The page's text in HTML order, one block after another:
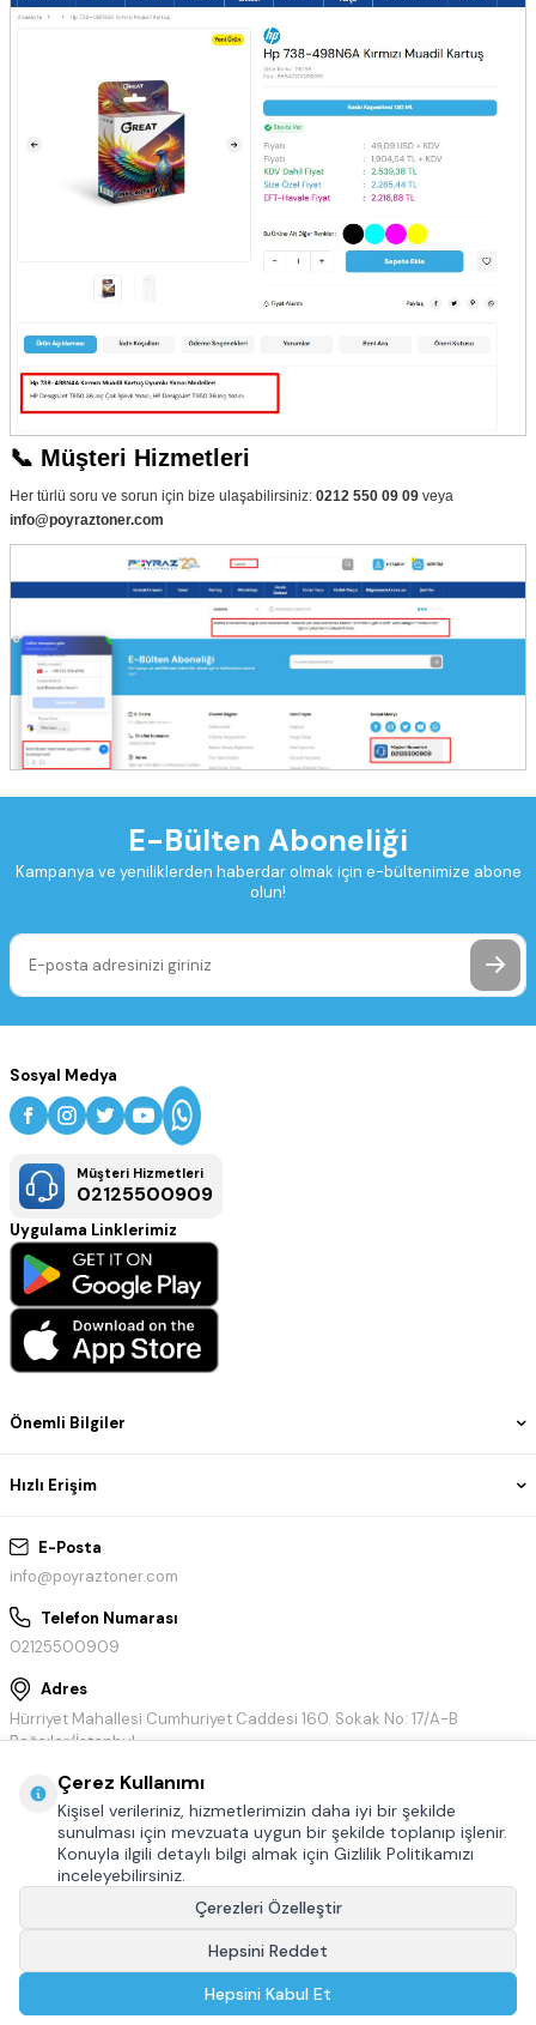
📞 Müşteri Hizmetleri
Her türlü soru ve sorun için bize ulaşabilirsiniz: 0212 550 09 09 veya
info@poyraztoner.com
E-Bülten Aboneliği
Kampanya ve yeniliklerden haberdar olmak için e-bültenimize abone
olun!
E-Posta
info@poyraztoner.com
Telefon Numarası
02125500909
Adres
Hürriyet Mahallesi Cumhuriyet Caddesi 160. Sokak No: 17/A-B
Bağcılar/İstanbul
Önemli Bilgiler
Hızlı Erişim
Sosyal Medya
Müşteri Hizmetleri
02125500909
Uygulama Linklerimiz
Çerez Kullanımı
Kişisel verileriniz, hizmetlerimizin daha iyi bir şekilde
sunulması için mevzuata uygun bir şekilde toplanıp işlenir.
Konuyla ilgili detaylı bilgi almak için Gizlilik Politikamızı
inceleyebilirsiniz.
Çerezleri Özelleştir
Hepsini Reddet
Hepsini Kabul Et